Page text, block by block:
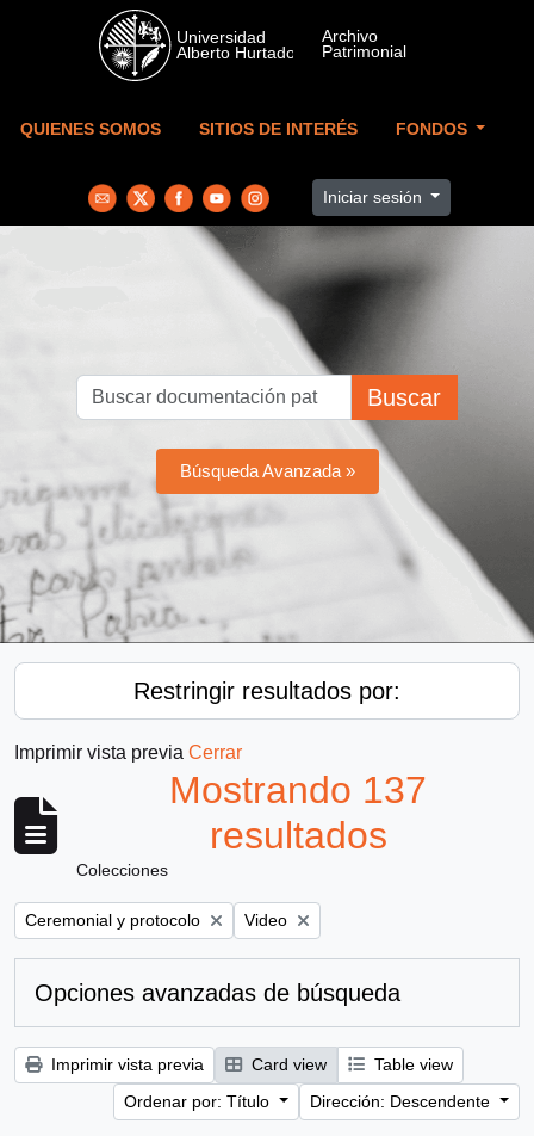
Skip to main content
QUIENES SOMOS SITIOS DE INTERÉS FONDOS
Iniciar sesión
Buscar
Búsqueda Avanzada »
Restringir resultados por:
Imprimir vista previa Cerrar
Mostrando 137
resultados
Colecciones
Remove filter:
Ceremonial y protocolo Remove filter:
Video
Opciones avanzadas de búsqueda
Imprimir vista previa Card view
Table view
Ordenar por: Título
Dirección: Descendente